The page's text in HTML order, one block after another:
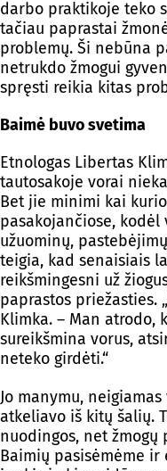
darbo praktikoje teko
tačiau paprastai
problemų. Ši nebūna
netrukdo žmogui
spręsti reikia kitas
Baimė buvo svetima
Etnologas Libertas
tautosakoje vorai
Bet jie minimi kai
pasakojančiose, kodėl
užuominų,
teigia, kad senaisiais
reikšmingesni už
paprastos priežasties.
Klimka. – Man atrodo,
sureikšmina vorus,
neteko girdėti.“
Jo manymu,
atkeliavo iš kitų šalių.
nuodingos, net žmogų
Baimių pasisėmėme